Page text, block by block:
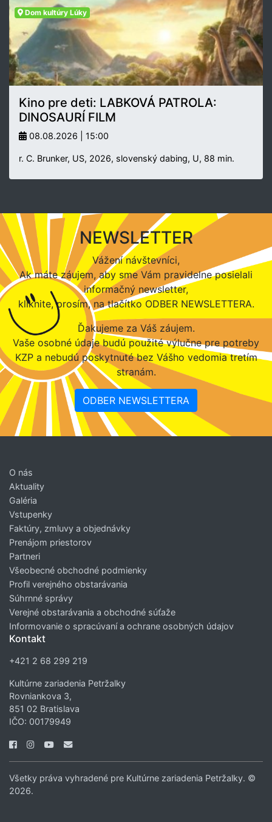
Dom kultúry Lúky
Kino pre deti: LABKOVÁ PATROLA:
DINOSAURÍ FILM
08.08.2026 | 15:00
r. C. Brunker, US, 2026, slovenský dabing, U, 88 min.
NEWSLETTER
Vážení návštevníci,
Ak máte záujem, aby sme Vám pravidelne posielali
informačný newsletter,
kliknite, prosím, na tlačítko ODBER NEWSLETTERA.
Ďakujeme za Váš záujem.
Vaše osobné údaje budú použité výlučne pre potreby
KZP a nebudú poskytnuté bez Vášho vedomia tretím
stranám.
ODBER NEWSLETTERA
O nás
Aktuality
Galéria
Vstupenky
Faktúry, zmluvy a objednávky
Prenájom priestorov
Partneri
Všeobecné obchodné podmienky
Profil verejného obstarávania
Súhrnné správy
Verejné obstarávania a obchodné súťaže
Informovanie o spracúvaní a ochrane osobných údajov
Kontakt
+421 2 68 299 219
Kultúrne zariadenia Petržalky
Rovniankova 3,
851 02 Bratislava
IČO: 00179949
Všetky práva vyhradené pre Kultúrne zariadenia Petržalky. ©
2026.